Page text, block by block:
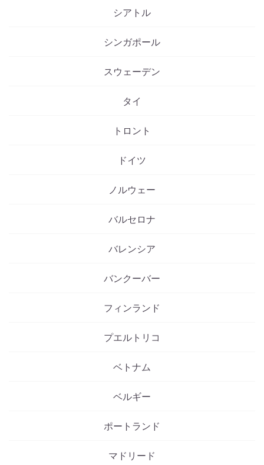
シアトル
シンガポール
スウェーデン
タイ
トロント
ドイツ
ノルウェー
バルセロナ
バレンシア
バンクーバー
フィンランド
プエルトリコ
ベトナム
ベルギー
ポートランド
マドリード